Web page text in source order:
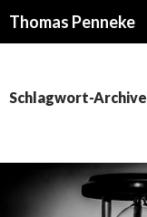
Thomas Penneke
Schlagwort-